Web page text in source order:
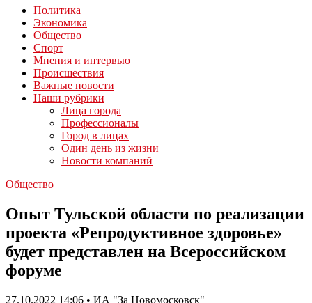
Политика
Экономика
Общество
Спорт
Мнения и интервью
Происшествия
Важные новости
Наши рубрики
Лица города
Профессионалы
Город в лицах
Один день из жизни
Новости компаний
Общество
Опыт Тульской области по реализации
проекта «Репродуктивное здоровье»
будет представлен на Всероссийском
форуме
27.10.2022 14:06 • ИА "За Новомосковск"